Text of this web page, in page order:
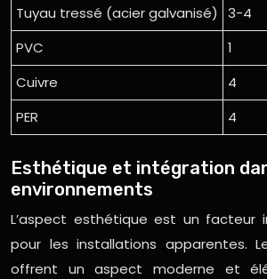
Tuyau tressé (acier galvanisé)
3-4
PVC
1
Cuivre
4
PER
4
Esthétique et intégration
environnements
L’aspect esthétique est un facteur
pour les installations apparentes.
offrent un aspect moderne et